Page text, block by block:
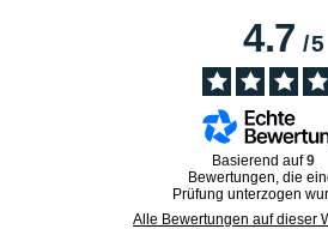
4.7/5
Basierend auf9
Bewertungen, die
Prüfung unterzogen
Alle Bewertungen auf dieser